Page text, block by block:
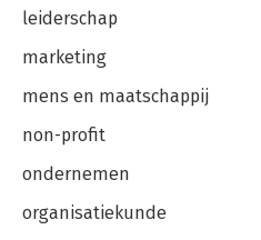
leiderschap
marketing
mens en maatschappij
non-profit
ondernemen
organisatiekunde